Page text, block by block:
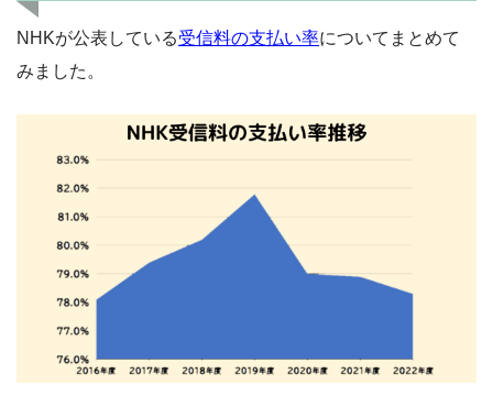
NHKが公表している受信料の支払い率についてまとめて
みました。